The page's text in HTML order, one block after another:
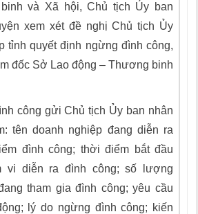
và Xã hội, Chủ tịch Ủy ban
xem xét đề nghị Chủ tịch Ủy
tỉnh quyết định ngừng đình công,
đốc Sở Lao động – Thương binh
công gửi Chủ tịch Ủy ban nhân
tên doanh nghiệp đang diễn ra
đình công; thời điểm bắt đầu
vi diễn ra đình công; số lượng
tham gia đình công; yêu cầu
lý do ngừng đình công; kiến